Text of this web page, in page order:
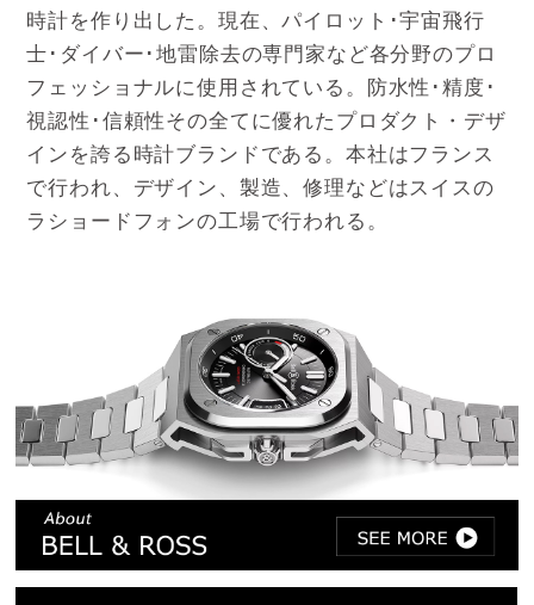
時計を作り出した。現在、パイロット･宇宙飛行
士･ダイバー･地雷除去の専門家など各分野のプロ
フェッショナルに使用されている。防水性･精度･
視認性･信頼性その全てに優れたプロダクト・デザ
インを誇る時計ブランドである。本社はフランス
で行われ、デザイン、製造、修理などはスイスの
ラショードフォンの工場で行われる。